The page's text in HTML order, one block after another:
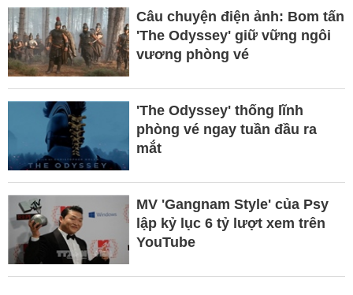
Câu chuyện điện ảnh: Bom tấn
'The Odyssey' giữ vững ngôi
vương phòng vé
'The Odyssey' thống lĩnh
phòng vé ngay tuần đầu ra
mắt ​
MV 'Gangnam Style' của Psy
lập kỷ lục 6 tỷ lượt xem trên
YouTube